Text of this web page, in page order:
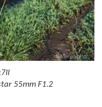
55mm F1.2